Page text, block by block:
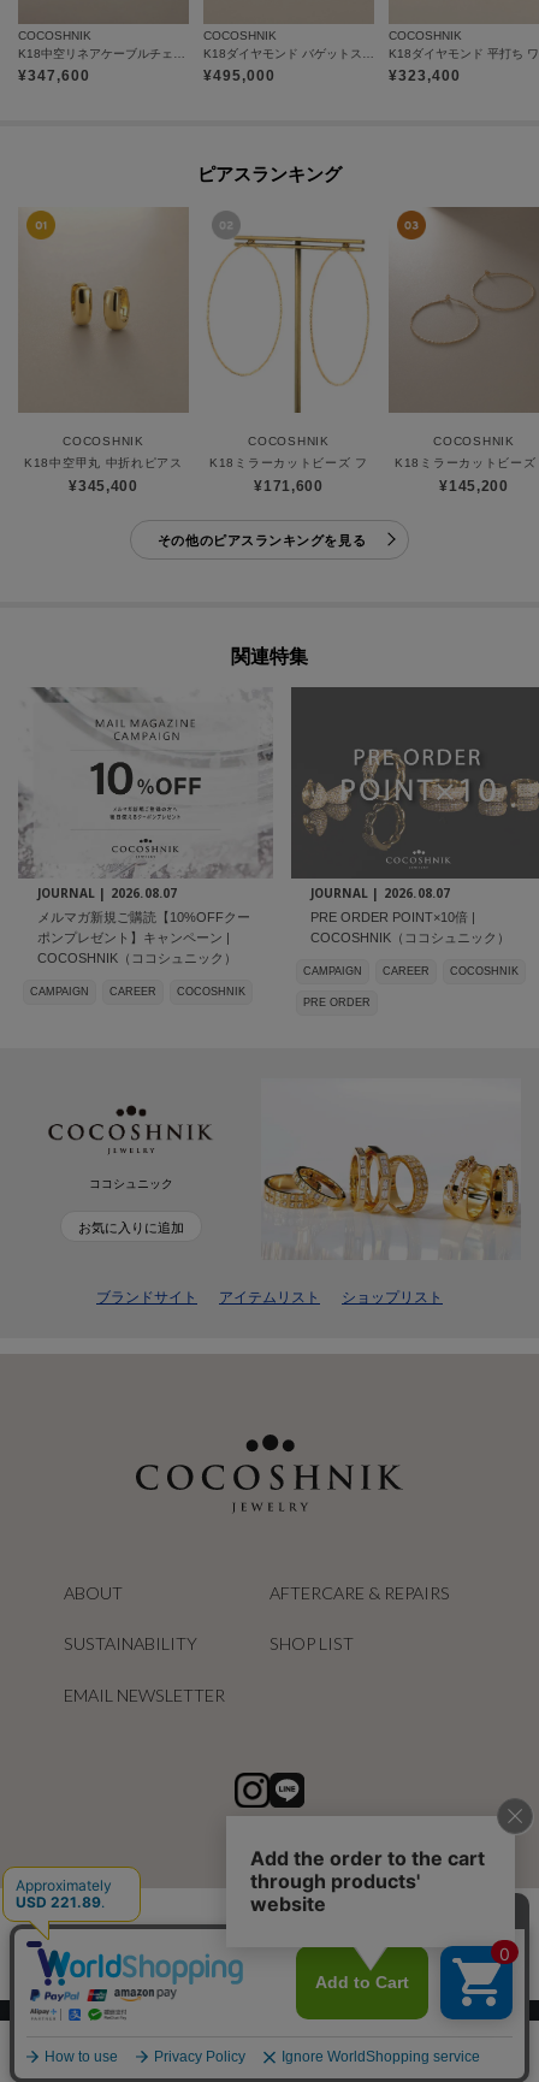
COCOSHNIK
K18中空リネアケーブルチェーン ネックレス細
¥347,600
COCOSHNIK
K18ダイヤモンド バゲットスリットパターンフープ スタッドピアス
¥495,000
COCOSHNIK
¥323,400
ピアスランキング
COCOSHNIK
K18中空甲丸 中折れピアス
¥345,400
COCOSHNIK
K18ミラーカットビーズ フープピアス（大）
¥171,600
COCOSHNIK
K18ミラーカットビー
¥145,200
その他のピアスランキングを見る
関連特集
JOURNAL | 2026.08.07
メルマガ新規ご購読【10%OFFクー
ポンプレゼント】キャンペーン |
COCOSHNIK（ココシュニック）
CAMPAIGN CAREER COCOSHNIK
JOURNAL | 2026.08.07
PRE ORDER POINT×10倍 |
COCOSHNIK（ココシュニック）
CAMPAIGN CAREER COCOSHNIK
PRE ORDER
ココシュニック
お気に入りに追加
ブランドサイト アイテムリスト ショップリスト
ABOUT AFTERCARE & REPAIRS
SUSTAINABILITY SHOP LIST
EMAIL NEWSLETTER
スマートフォン ｜PC